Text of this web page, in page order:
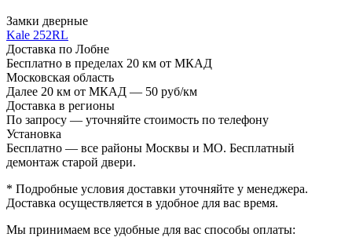
Замки дверные
Kale 252RL
Доставка по Лобне
Бесплатно в пределах 20 км от МКАД
Московская область
Далее 20 км от МКАД — 50 руб/км
Доставка в регионы
По запросу — уточняйте стоимость по телефону
Установка
Бесплатно — все районы Москвы и МО. Бесплатный
демонтаж старой двери.
* Подробные условия доставки уточняйте у менеджера.
Доставка осуществляется в удобное для вас время.
Мы принимаем все удобные для вас способы оплаты: